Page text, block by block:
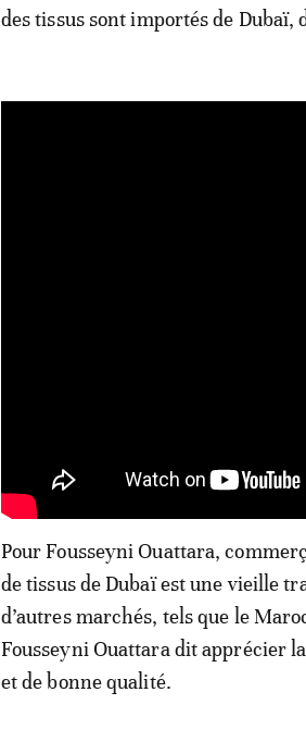
des tissus sont importés de Dubaï,
Pour Fousseyni Ouattara,
de tissus de Dubaï est une vieille
d’autres marchés, tels que le
Fousseyni Ouattara dit apprécier
et de bonne qualité.